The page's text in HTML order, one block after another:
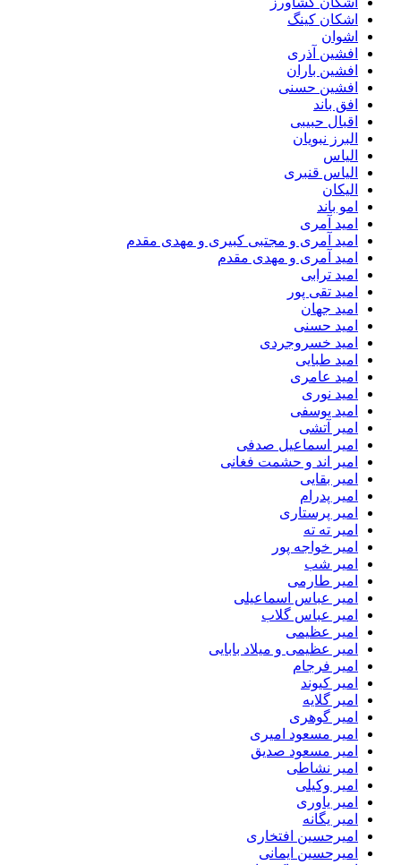
اشکان کینگ
اشوان
افشین آذری
افشین باران
افشین حسنی
افق باند
اقبال حبیبی
البرز نبویان
الیاس
الیاس قنبرى
الیکان
امو باند
امید آمری
امید آمری و مجتبی کبیری و مهدى مقدم
امید آمری و مهدی مقدم
امید ترابی
امید تقی پور
امید جهان
امید حسنی
امید خسروجردی
امید طبایی
امید عامری
امید نوری
امید یوسفی
امیر آتشی
امیر اسماعیل صدفی
امیر اند و حشمت فغانی
امیر بقایی
امیر پدرام
امیر پرستاری
امیر ته ته
امیر خواجه پور
امیر شب
امیر طارمی
امیر عباس اسماعیلی
امیر عباس گلاب
امیر عظیمی
امیر عظیمی و میلاد بابایی
امیر فرجام
امیر کیوند
امیر گلایه
امیر گوهری
امیر مسعود امیری
امیر مسعود صدیق
امیر نشاطی
امیر وکیلی
امیر یاوری
امیر یگانه
امیرحسین افتخاری
امیرحسین ایمانی